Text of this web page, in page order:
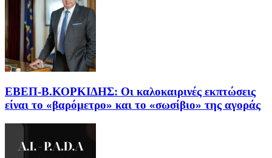
EΒΕΠ-Β.ΚΟΡΚΙΔΗΣ: Οι καλοκαιρινές εκπτώσεις
είναι το «βαρόμετρο» και το «σωσίβιο» της αγοράς